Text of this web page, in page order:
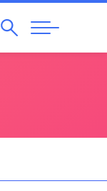
Pesquisar
Abrir
Navegação